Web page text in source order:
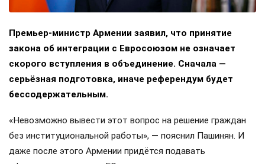
Премьер-министр Армении заявил, что принятие
закона об интеграции с Евросоюзом не означает
скорого вступления в объединение. Сначала —
серьёзная подготовка, иначе референдум будет
бессодержательным.
«Невозможно вывести этот вопрос на решение граждан
без институциональной работы», — пояснил Пашинян. И
даже после этого Армении придётся подавать